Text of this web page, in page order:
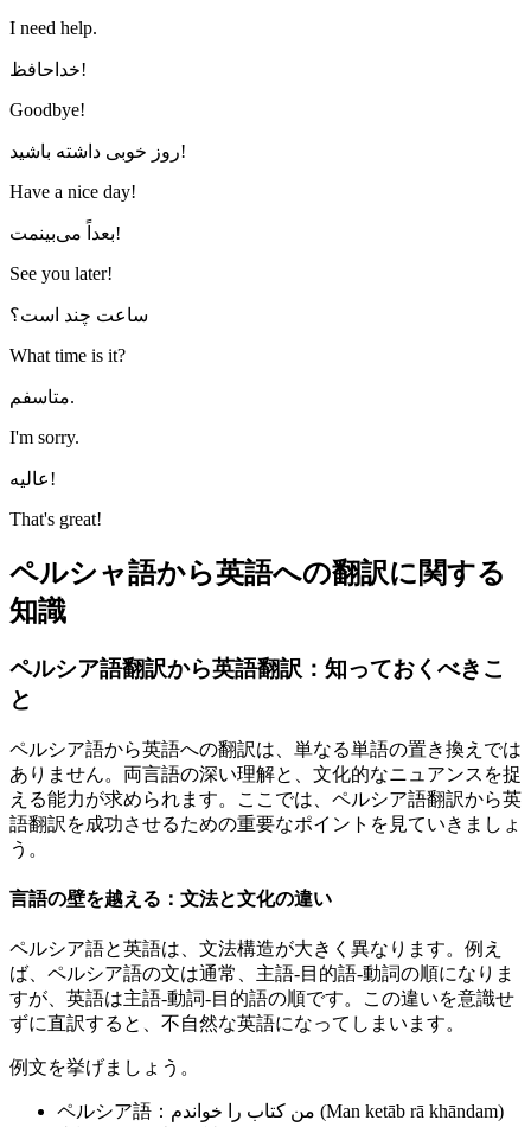
I need help.
خداحافظ!
Goodbye!
روز خوبی داشته باشید!
Have a nice day!
بعداً می‌بینمت!
See you later!
ساعت چند است؟
What time is it?
متاسفم.
I'm sorry.
عالیه!
That's great!
ペルシャ語から英語への翻訳に関する
知識
ペルシア語翻訳から英語翻訳：知っておくべきこ
と
ペルシア語から英語への翻訳は、単なる単語の置き換えでは
ありません。両言語の深い理解と、文化的なニュアンスを捉
える能力が求められます。ここでは、ペルシア語翻訳から英
語翻訳を成功させるための重要なポイントを見ていきましょ
う。
言語の壁を越える：文法と文化の違い
ペルシア語と英語は、文法構造が大きく異なります。例え
ば、ペルシア語の文は通常、主語-目的語-動詞の順になりま
すが、英語は主語-動詞-目的語の順です。この違いを意識せ
ずに直訳すると、不自然な英語になってしまいます。
例文を挙げましょう。
ペルシア語：من کتاب را خواندم (Man ketāb rā khāndam)